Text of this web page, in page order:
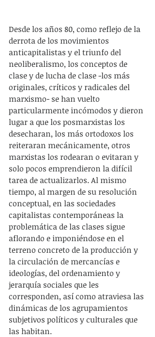
Desde los años 80, como reflejo de la
derrota de los movimientos
anticapitalistas y el triunfo del
neoliberalismo, los conceptos de
clase y de lucha de clase -los más
originales, críticos y radicales del
marxismo- se han vuelto
particularmente incómodos y dieron
lugar a que los posmarxistas los
desecharan, los más ortodoxos los
reiteraran mecánicamente, otros
marxistas los rodearan o evitaran y
solo pocos emprendieron la difícil
tarea de actualizarlos. Al mismo
tiempo, al margen de su resolución
conceptual, en las sociedades
capitalistas contemporáneas la
problemática de las clases sigue
aflorando e imponiéndose en el
terreno concreto de la producción y
la circulación de mercancías e
ideologías, del ordenamiento y
jerarquía sociales que les
corresponden, así como atraviesa las
dinámicas de los agrupamientos
subjetivos políticos y culturales que
las habitan.